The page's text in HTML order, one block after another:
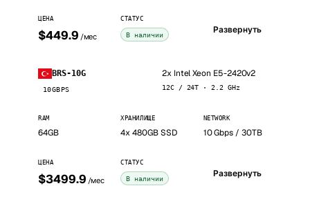
ЦЕНА
$449.9 /мес
СТАТУС
В наличии Развернуть
BRS-10G
10GBPS
2x Intel Xeon E5-2420v2
12C / 24T · 2.2 GHz
RAM
64GB
ХРАНИЛИЩЕ
4x 480GB SSD
NETWORK
10 Gbps / 30TB
ЦЕНА
$3499.9 /мес
СТАТУС
В наличии Развернуть